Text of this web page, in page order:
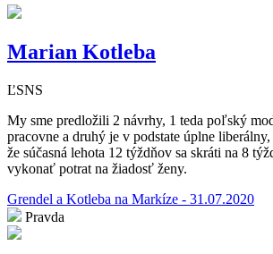
Marian Kotleba
ĽSNS
My sme predložili 2 návrhy, 1 teda poľský
pracovne a druhý je v podstate úplne
že súčasná lehota 12 týždňov sa skráti na 8
vykonať potrat na žiadosť ženy.
Grendel a Kotleba na Markíze - 31.07.2020
Pravda